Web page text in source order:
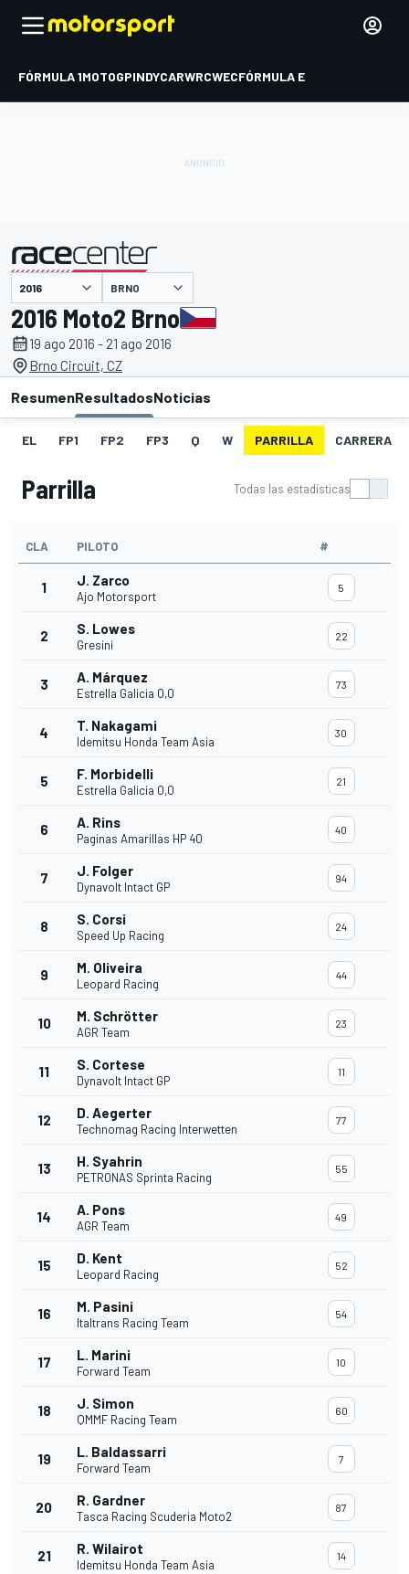
FÓRMULA 1MOTOGPINDYCARWRCWECFÓRMULA E
presentado por BRNO
2016 Moto2 Brno
19 ago 2016 - 21 ago 2016
Brno Circuit, CZ
ResumenResultadosNoticias
EL FP1 FP2 FP3 Q W PARRILLA CARRERA
Parrilla Todas las estadísticas
CLA PILOTO #
1 J. Zarco
Ajo Motorsport
5
2 S. Lowes
Gresini
22
3 A. Márquez
Estrella Galicia 0,0
73
4 T. Nakagami
Idemitsu Honda Team Asia
30
5 F. Morbidelli
Estrella Galicia 0,0
21
6 A. Rins
Paginas Amarillas HP 40
40
7 J. Folger
Dynavolt Intact GP
94
8 S. Corsi
Speed Up Racing
24
9 M. Oliveira
Leopard Racing
44
10 M. Schrötter
AGR Team
23
11 S. Cortese
Dynavolt Intact GP
11
12 D. Aegerter
Technomag Racing Interwetten
77
13 H. Syahrin
PETRONAS Sprinta Racing
55
14 A. Pons
AGR Team
49
15 D. Kent
Leopard Racing
52
16 M. Pasini
Italtrans Racing Team
54
17 L. Marini
Forward Team
10
18 J. Simon
QMMF Racing Team
60
19 L. Baldassarri
Forward Team
7
20 R. Gardner
Tasca Racing Scuderia Moto2
87
21 R. Wilairot
Idemitsu Honda Team Asia
14